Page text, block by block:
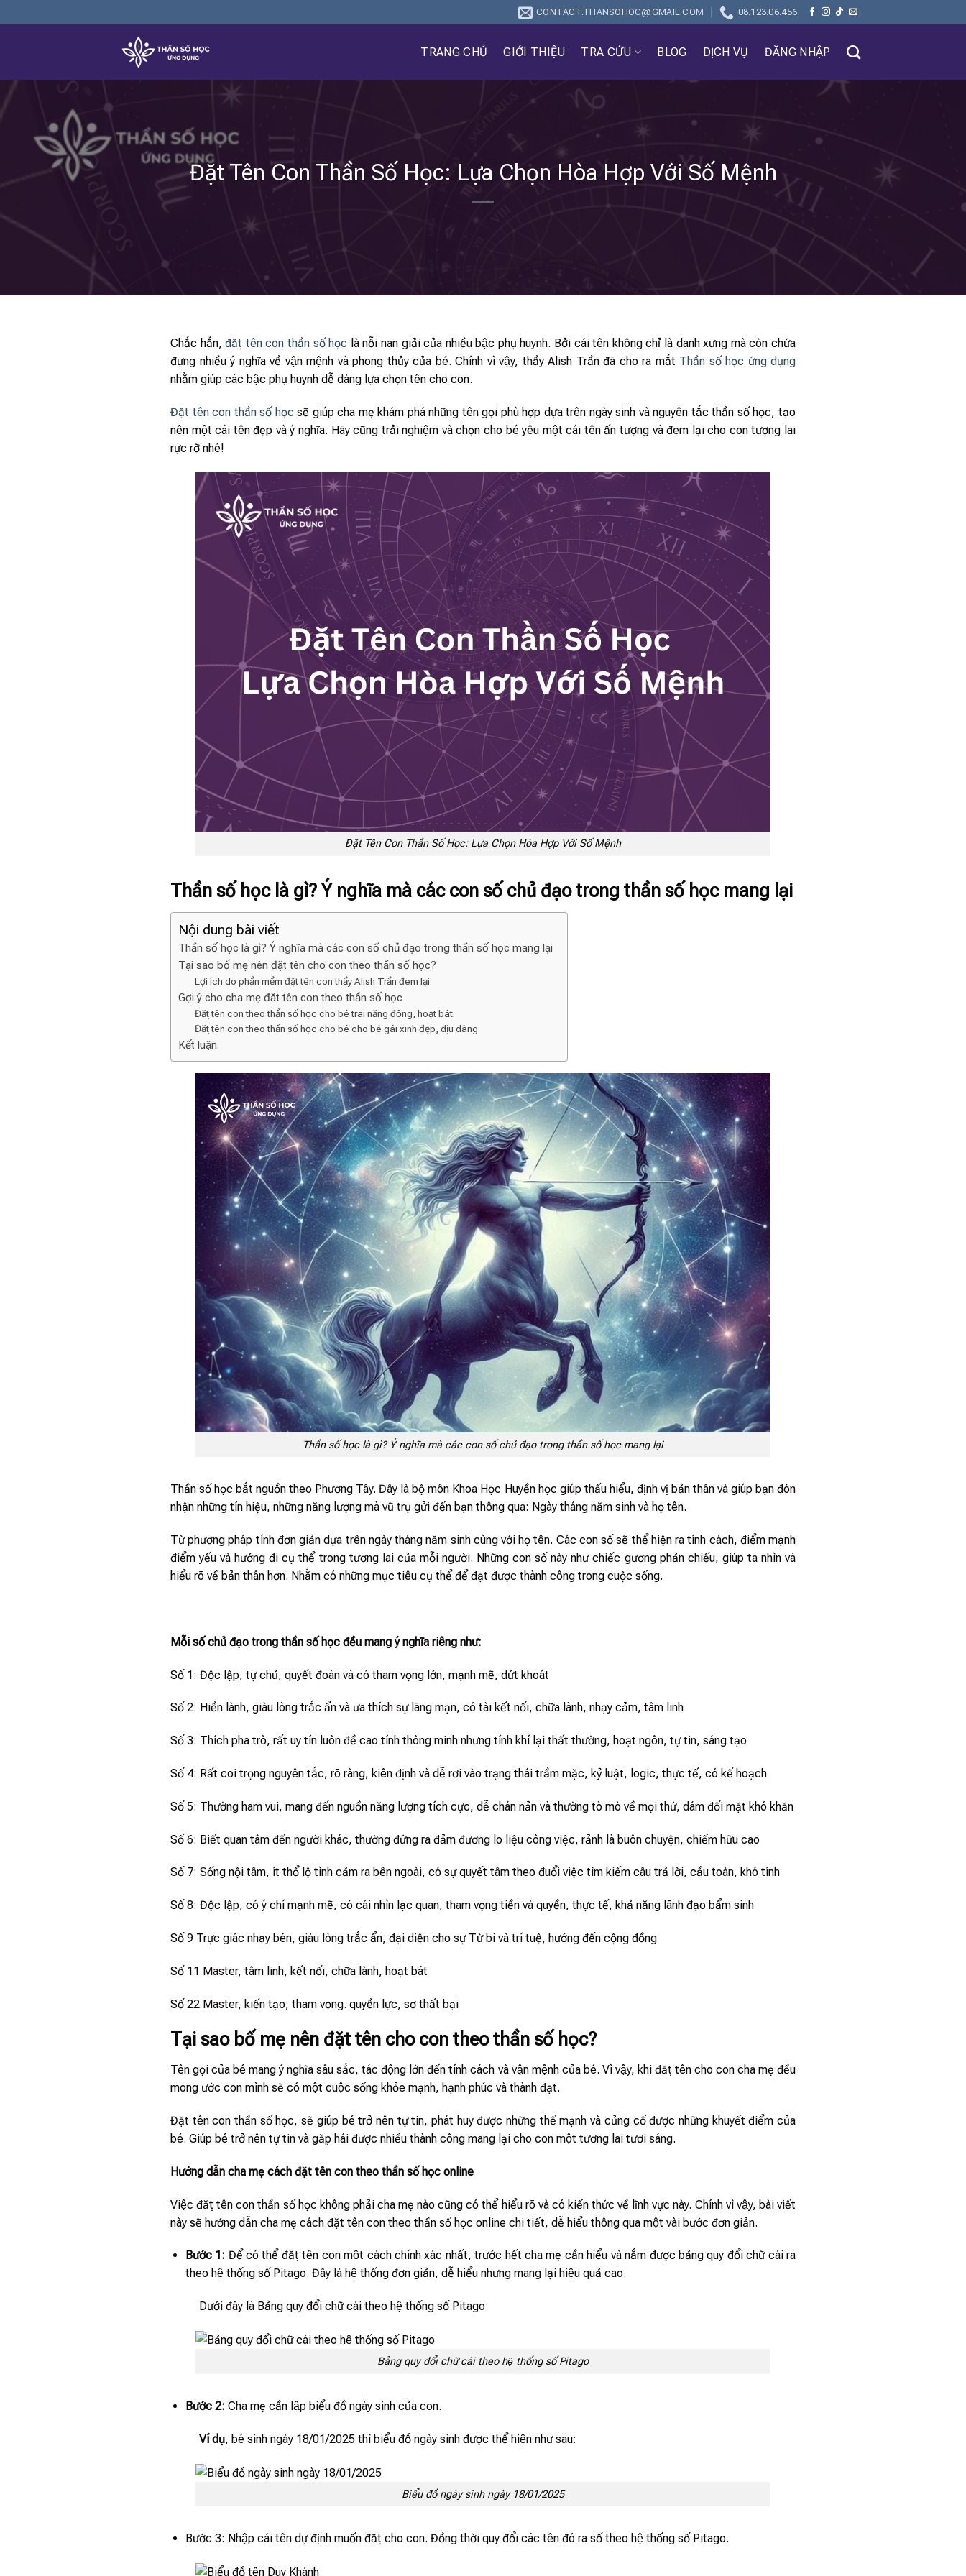
to
CONTACT.THANSOHOC@GMAIL.COM 08.123.06.456
TRANG CHỦ GIỚI THIỆU TRA CỨU BLOG DỊCH VỤ ĐĂNG NHẬP
Đặt Tên Con Thần Số Học: Lựa Chọn Hòa Hợp Với Số Mệnh
Chắc hẳn,đặt tên con thần số học là nỗi nan giải của nhiều bậc phụ huynh. Bởi cái tên không chỉ là danh xưng mà còn chứa
đựng nhiều ý nghĩa về vận mệnh và phong thủy của bé. Chính vì vậy, thầy Alish Trần đã cho ra mắt Thần số học ứng dụng
nhằm giúp các bậc phụ huynh dễ dàng lựa chọn tên cho con.
Đặt tên con thần số học sẽ giúp cha mẹ khám phá những tên gọi phù hợp dựa trên ngày sinh và nguyên tắc thần số học, tạo
nên một cái tên đẹp và ý nghĩa. Hãy cũng trải nghiệm và chọn cho bé yêu một cái tên ấn tượng và đem lại cho con tương lai
rực rỡ nhé!
Đặt Tên Con Thần Số Học: Lựa Chọn Hòa Hợp Với Số Mệnh
Thần số học là gì? Ý nghĩa mà các con số chủ đạo trong thần số học mang lại
Nội dung bài viết
Thần số học là gì? Ý nghĩa mà các con số chủ đạo trong thần số học mang lại
Tại sao bố mẹ nên đặt tên cho con theo thần số học?
Lợi ích do phần mềm đặt tên con thầy Alish Trần đem lại
Gợi ý cho cha mẹ đăt tên con theo thần số học
Đặt tên con theo thần số học cho bé trai năng động, hoạt bát.
Đặt tên con theo thần số học cho bé cho bé gái xinh đẹp, dịu dàng
Kết luận.
Thần số học là gì? Ý nghĩa mà các con số chủ đạo trong thần số học mang lại
Thần số học bắt nguồn theo Phương Tây. Đây là bộ môn Khoa Học Huyền học giúp thấu hiểu, định vị bản thân và giúp bạn đón
nhận những tín hiệu, những năng lượng mà vũ trụ gửi đến bạn thông qua: Ngày tháng năm sinh và họ tên.
Từ phương pháp tính đơn giản dựa trên ngày tháng năm sinh cùng với họ tên. Các con số sẽ thể hiện ra tính cách, điểm mạnh
điểm yếu và hướng đi cụ thể trong tương lai của mỗi người. Những con số này như chiếc gương phản chiếu, giúp ta nhìn và
hiểu rõ về bản thân hơn. Nhằm có những mục tiêu cụ thể để đạt được thành công trong cuộc sống.
Mỗi số chủ đạo trong thần số học đều mang ý nghĩa riêng như:
Số 1: Độc lập, tự chủ, quyết đoán và có tham vọng lớn, mạnh mẽ, dứt khoát
Số 2: Hiền lành, giàu lòng trắc ẩn và ưa thích sự lãng mạn, có tài kết nối, chữa lành, nhạy cảm, tâm linh
Số 3: Thích pha trò, rất uy tín luôn đề cao tính thông minh nhưng tính khí lại thất thường, hoạt ngôn, tự tin, sáng tạo
Số 4: Rất coi trọng nguyên tắc, rõ ràng, kiên định và dễ rơi vào trạng thái trầm mặc, kỷ luật, logic, thực tế, có kế hoạch
Số 5: Thường ham vui, mang đến nguồn năng lượng tích cực, dễ chán nản và thường tò mò về mọi thứ, dám đối mặt khó khăn
Số 6: Biết quan tâm đến người khác, thường đứng ra đảm đương lo liệu công việc, rảnh là buôn chuyện, chiếm hữu cao
Số 7: Sống nội tâm, ít thổ lộ tình cảm ra bên ngoài, có sự quyết tâm theo đuổi việc tìm kiếm câu trả lời, cầu toàn, khó tính
Số 8: Độc lập, có ý chí mạnh mẽ, có cái nhìn lạc quan, tham vọng tiền và quyền, thực tế, khả năng lãnh đạo bẩm sinh
Số 9 Trực giác nhạy bén, giàu lòng trắc ẩn, đại diện cho sự Từ bi và trí tuệ, hướng đến cộng đồng
Số 11 Master, tâm linh, kết nối, chữa lành, hoạt bát
Số 22 Master, kiến tạo, tham vọng. quyền lực, sợ thất bại
Tại sao bố mẹ nên đặt tên cho con theo thần số học?
Tên gọi của bé mang ý nghĩa sâu sắc, tác động lớn đến tính cách và vận mệnh của bé. Vì vậy, khi đặt tên cho con cha mẹ đều
mong ước con mình sẽ có một cuộc sống khỏe mạnh, hạnh phúc và thành đạt.
Đặt tên con thần số học, sẽ giúp bé trở nên tự tin, phát huy được những thế mạnh và củng cố được những khuyết điểm của
bé. Giúp bé trở nên tự tin và gặp hái được nhiều thành công mang lại cho con một tương lai tươi sáng.
Hướng dẫn cha mẹ cách đặt tên con theo thần số học online
Việc đặt tên con thần số học không phải cha mẹ nào cũng có thể hiểu rõ và có kiến thức về lĩnh vực này. Chính vì vậy, bài viết
này sẽ hướng dẫn cha mẹ cách đặt tên con theo thần số học online chi tiết, dễ hiểu thông qua một vài bước đơn giản.
Bước 1: Để có thể đặt tên con một cách chính xác nhất, trước hết cha mẹ cần hiểu và nắm được bảng quy đổi chữ cái ra
theo hệ thống số Pitago. Đây là hệ thống đơn giản, dễ hiểu nhưng mang lại hiệu quả cao.
Dưới đây là Bảng quy đổi chữ cái theo hệ thống số Pitago:
Bảng quy đổi chữ cái theo hệ thống số Pitago
Bước 2: Cha mẹ cần lập biểu đồ ngày sinh của con.
Ví dụ, bé sinh ngày 18/01/2025 thì biểu đồ ngày sinh được thể hiện như sau:
Biểu đồ ngày sinh ngày 18/01/2025
Bước 3: Nhập cái tên dự định muốn đặt cho con. Đồng thời quy đổi các tên đó ra số theo hệ thống số Pitago.